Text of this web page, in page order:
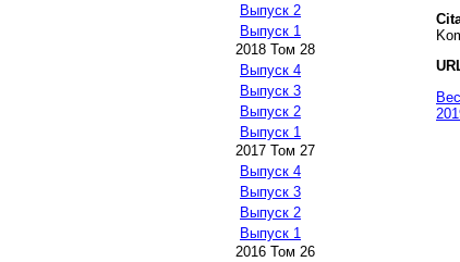
Выпуск 2
Выпуск 1
2018 Том 28
Выпуск 4
Выпуск 3
Выпуск 2
Выпуск 1
2017 Том 27
Выпуск 4
Выпуск 3
Выпуск 2
Выпуск 1
2016 Том 26